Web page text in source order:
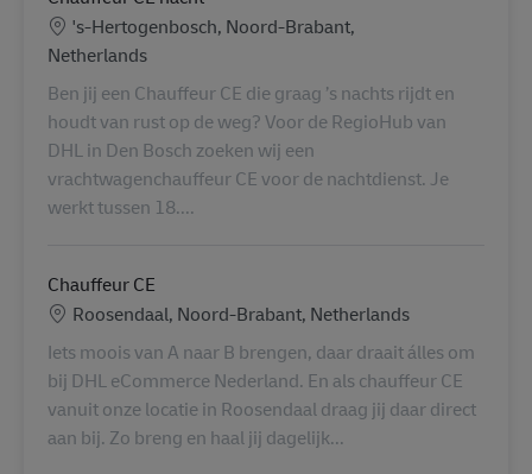
Lokalizacja
's-Hertogenbosch, Noord-Brabant,
Netherlands
Ben jij een Chauffeur CE die graag ’s nachts rijdt en
houdt van rust op de weg? Voor de RegioHub van
DHL in Den Bosch zoeken wij een
vrachtwagenchauffeur CE voor de nachtdienst. Je
werkt tussen 18....
Chauffeur CE
Lokalizacja
Roosendaal, Noord-Brabant, Netherlands
Iets moois van A naar B brengen, daar draait álles om
bij DHL eCommerce Nederland. En als chauffeur CE
vanuit onze locatie in Roosendaal draag jij daar direct
aan bij. Zo breng en haal jij dagelijk...